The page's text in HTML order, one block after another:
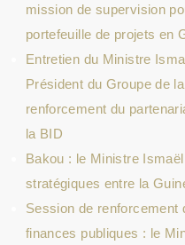
mission de supervision
portefeuille de projets en
Entretien du Ministre
Président du Groupe de
renforcement du
la BID
Bakou : le Ministre
stratégiques entre la
Session de renforcement
finances publiques : le